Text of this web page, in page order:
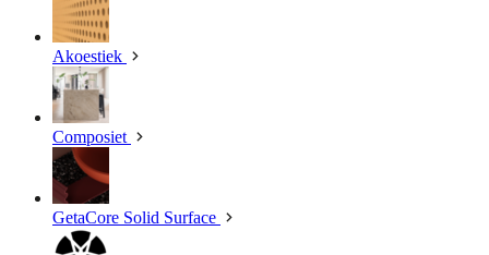
Akoestiek
Composiet
GetaCore Solid Surface